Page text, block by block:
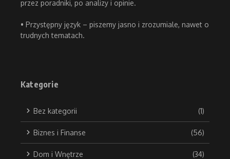
przez poradniki, po analizy i opinie.
• Przystępny język – piszemy jasno i zrozumiale, nawet o
trudnych tematach.
Kategorie
Bez kategorii (1)
Biznes i Finanse (56)
Dom i Wnętrze (34)